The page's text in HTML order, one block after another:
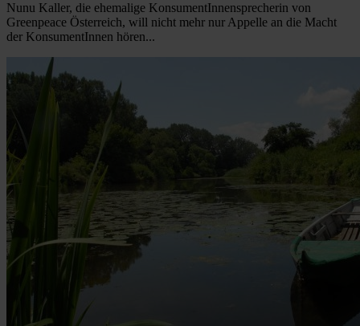
Nunu Kaller, die ehemalige KonsumentInnensprecherin von
Greenpeace Österreich, will nicht mehr nur Appelle an die Macht
der KonsumentInnen hören...